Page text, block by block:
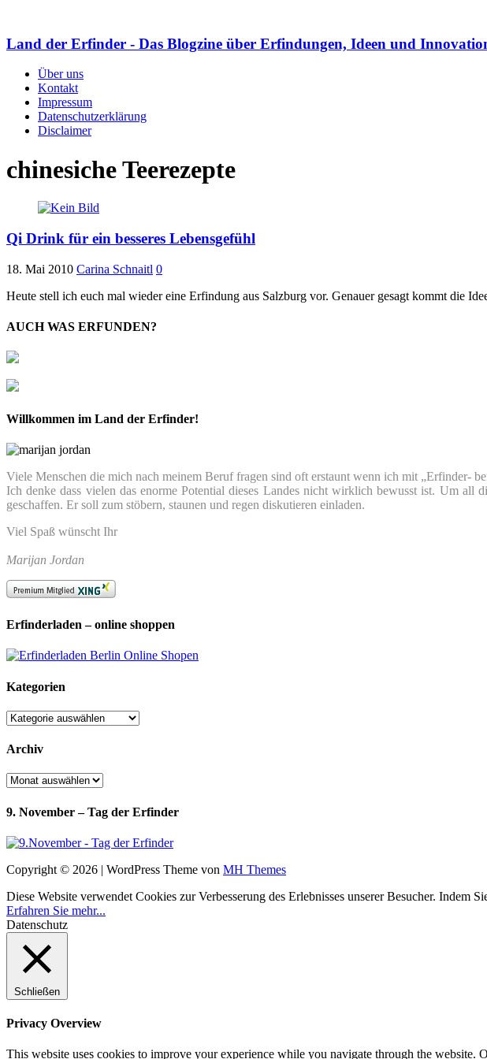
Land der Erfinder - Das Blogzine über Erfindungen, Ideen und
Über uns
Kontakt
Impressum
Datenschutzerklärung
Disclaimer
chinesiche Teerezepte
Qi Drink für ein besseres Lebensgefühl
18. Mai 2010 Carina Schnaitl 0
Heute stell ich euch mal wieder eine Erfindung aus Salzburg vor. Genauer gesagt kommt die
AUCH WAS ERFUNDEN?
Willkommen im Land der Erfinder!
Viele Menschen die mich nach meinem Beruf fragen sind oft erstaunt wenn ich mit „Erfinder-
Ich denke dass vielen das enorme Potential dieses Landes nicht wirklich bewusst ist. Um all
geschaffen. Er soll zum stöbern, staunen und regen diskutieren einladen.
Viel Spaß wünscht Ihr
Marijan Jordan
Erfinderladen – online shoppen
Kategorien
Kategorien
Archiv
Archiv
9. November – Tag der Erfinder
Copyright © 2026 | WordPress Theme von MH Themes
Diese Website verwendet Cookies zur Verbesserung des Erlebnisses unserer Besucher. Indem
Erfahren Sie mehr...
Datenschutz
Schließen
Privacy Overview
This website uses cookies to improve your experience while you navigate through the website.